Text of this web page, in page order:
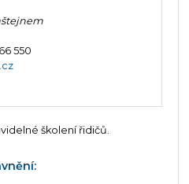
550
školení řidičů.